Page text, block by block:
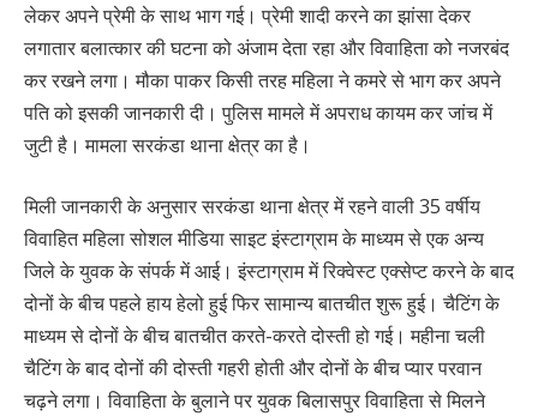
लेकर अपने प्रेमी के साथ भाग गई। प्रेमी शादी करने का झांसा देकर
लगातार बलात्कार की घटना को अंजाम देता रहा और विवाहिता को नजरबंद
कर रखने लगा। मौका पाकर किसी तरह महिला ने कमरे से भाग कर अपने
पति को इसकी जानकारी दी। पुलिस मामले में अपराध कायम कर जांच में
जुटी है। मामला सरकंडा थाना क्षेत्र का है।
मिली जानकारी के अनुसार सरकंडा थाना क्षेत्र में रहने वाली 35 वर्षीय
विवाहित महिला सोशल मीडिया साइट इंस्टाग्राम के माध्यम से एक अन्य
जिले के युवक के संपर्क में आई। इंस्टाग्राम में रिक्वेस्ट एक्सेप्ट करने के बाद
दोनों के बीच पहले हाय हेलो हुई फिर सामान्य बातचीत शुरू हुई। चैटिंग के
माध्यम से दोनों के बीच बातचीत करते-करते दोस्ती हो गई। महीना चली
चैटिंग के बाद दोनों की दोस्ती गहरी होती और दोनों के बीच प्यार परवान
चढ़ने लगा। विवाहिता के बुलाने पर युवक बिलासपुर विवाहिता से मिलने